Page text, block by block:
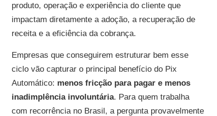
produto, operação e experiência do cliente que
impactam diretamente a adoção, a recuperação de
receita e a eficiência da cobrança.
Empresas que conseguirem estruturar bem esse
ciclo vão capturar o principal benefício do Pix
Automático: menos fricção para pagar e menos
inadimplência involuntária. Para quem trabalha
com recorrência no Brasil, a pergunta provavelmente